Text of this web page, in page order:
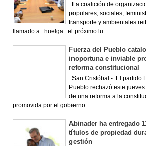
La coalición de
populares, sociales,
transporte y ambientales
llamado a huelga el próximo lu...
Fuerza del Pueblo
inoportuna e inviable
reforma constitucional
San Cristóbal.- El partido
Pueblo rechazó este
de una reforma a la
promovida por el gobierno...
Abinader ha entregado
títulos de propiedad
gestión